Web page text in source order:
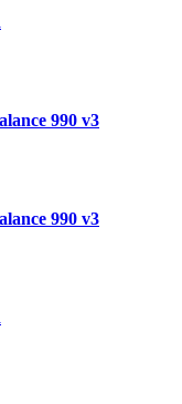
990 v3
990 v3